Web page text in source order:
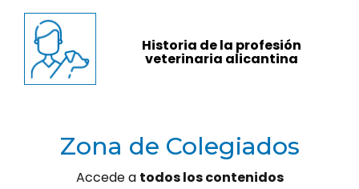
Historia de la profesión
veterinaria alicantina
Zona de Colegiados
Accede a todos los contenidos